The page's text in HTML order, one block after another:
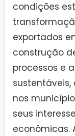
condições
exportados
construção
processos e
nos
seus
econômicas.